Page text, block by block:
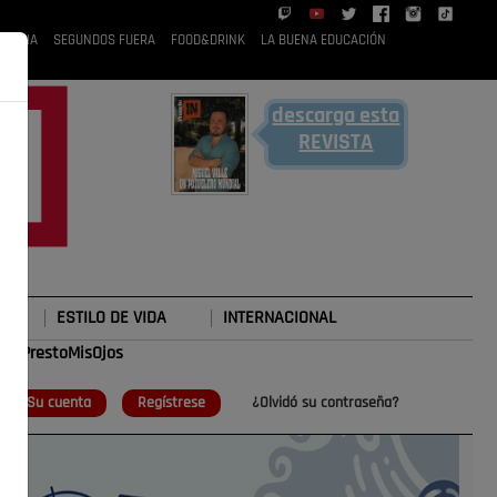
RUBIA SEGUNDOS FUERA FOOD&DRINK LA BUENA EDUCACIÓN
descarga esta
REVISTA
ESTILO DE VIDA INTERNACIONAL
Su cuenta Regístrese ¿Olvidó su contraseña?